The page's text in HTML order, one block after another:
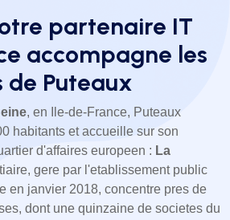
partenaire IT
accompagne les
de Puteaux
, en Ile-de-France, Puteaux
habitants et accueille sur son
d'affaires europeen : La
gere par l'etablissement public
en janvier 2018, concentre pres de
dont une quinzaine de societes du